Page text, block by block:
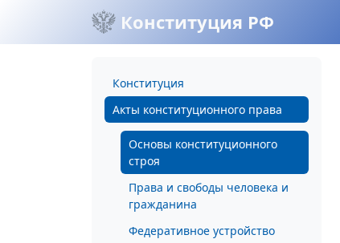
Конституция РФ
Конституция
Акты конституционного права
Основы конституционного
строя
Права и свободы человека и
гражданина
Федеративное устройство